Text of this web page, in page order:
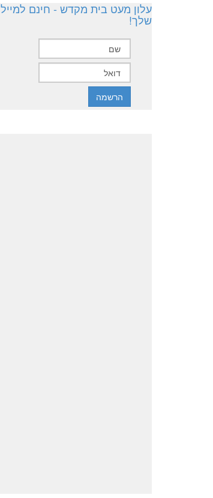
עלון מעט בית מקדש - חינם למייל
שלך!